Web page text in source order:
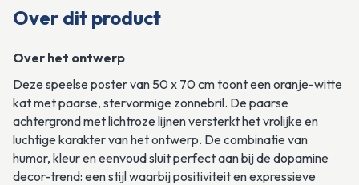
Over dit product
Over het ontwerp
Deze speelse poster van 50 x 70 cm toont een oranje-witte
kat met paarse, stervormige zonnebril. De paarse
achtergrond met lichtroze lijnen versterkt het vrolijke en
luchtige karakter van het ontwerp. De combinatie van
humor, kleur en eenvoud sluit perfect aan bij de dopamine
decor-trend: een stijl waarbij positiviteit en expressieve